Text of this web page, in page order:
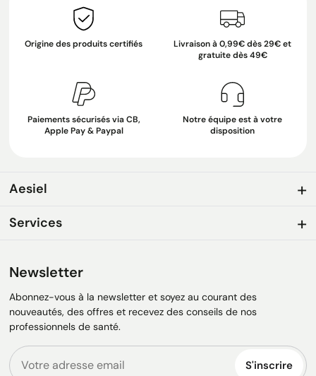
Origine des produits certifiés
Livraison à 0,99€ dès 29€ et
gratuite dès 49€
Paiements sécurisés via CB,
Apple Pay & Paypal
Notre équipe est à votre
disposition
Aesiel
Services
Newsletter
Abonnez-vous à la newsletter et soyez au courant des
nouveautés, des offres et recevez des conseils de nos
professionnels de santé.
S'inscrire